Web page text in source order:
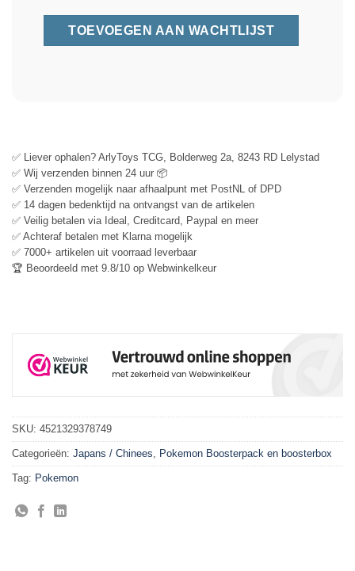
✅ Liever ophalen? ArlyToys TCG, Bolderweg 2a, 8243 RD Lelystad
✅ Wij verzenden binnen 24 uur 📦
✅ Verzenden mogelijk naar afhaalpunt met PostNL of DPD
✅ 14 dagen bedenktijd na ontvangst van de artikelen
✅ Veilig betalen via Ideal, Creditcard, Paypal en meer
✅ Achteraf betalen met Klarna mogelijk
✅ 7000+ artikelen uit voorraad leverbaar
🏆 Beoordeeld met 9.8/10 op Webwinkelkeur
SKU: 4521329378749
Categorieën: Japans / Chinees, Pokemon Boosterpack en boosterbox
Tag: Pokemon